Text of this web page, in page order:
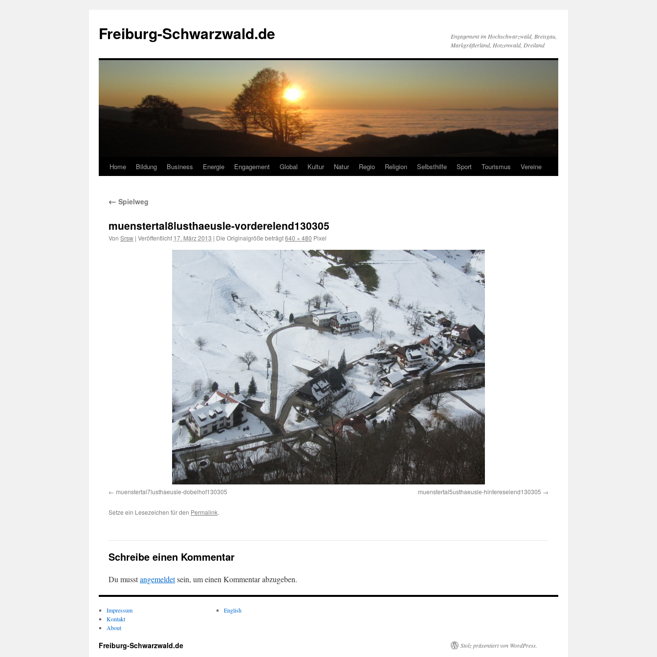
springen
Freiburg-Schwarzwald.de
Engagement im Hochschwarzwald, Breisgau,
Markgräflerland, Hotzenwald, Dreiland
Home Bildung Business Energie Engagement Global Kultur Natur Regio Religion Selbsthilfe Sport Tourismus Vereine
← Spielweg
muenstertal8lusthaeusle-vorderelend130305
Von Srsw | Veröffentlicht 17. März 2013 | Die Originalgröße beträgt640 × 480 Pixel
muenstertal7lusthaeusle-dobelhof130305 muenstertal5usthaeusle-hintereselend130305
Setze ein Lesezeichen für den Permalink.
Schreibe einen Kommentar
Du musstangemeldetsein, um einen Kommentar abzugeben.
Impressum
Kontakt
About
English
Freiburg-Schwarzwald.de Stolz präsentiert von WordPress.